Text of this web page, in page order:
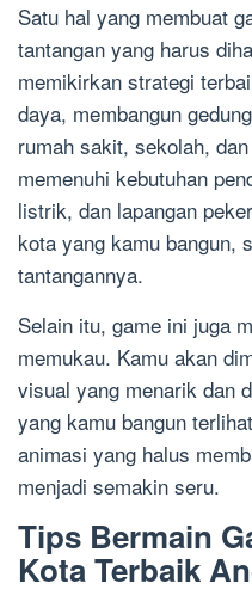
Satu hal yang membuat
tantangan yang harus
memikirkan strategi
daya, membangun
rumah sakit, sekolah,
memenuhi kebutuhan
listrik, dan lapangan
kota yang kamu bangun,
tantangannya.
Selain itu, game ini juga
memukau. Kamu akan
visual yang menarik dan
yang kamu bangun
animasi yang halus
menjadi semakin seru.
Tips Bermain
Kota Terbaik